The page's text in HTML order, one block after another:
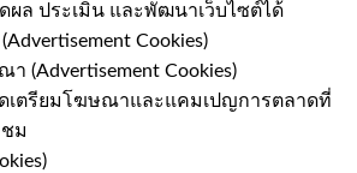
ผล ประเมิน และพัฒนาเว็บไซต์ได้
Cookies)
(Advertisement Cookies)
เตรียมโฆษณาและแคมเปญการตลาดที่
ชม